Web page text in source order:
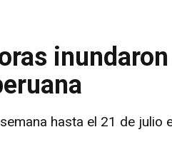
hasta el 21 de julio